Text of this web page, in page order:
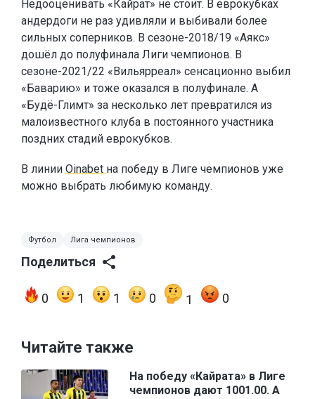
Недооценивать «Кайрат» не стоит. В еврокубках
андердоги не раз удивляли и выбивали более
сильных соперников. В сезоне-2018/19 «Аякс»
дошёл до полуфинала Лиги чемпионов. В
сезоне-2021/22 «Вильярреал» сенсационно выбил
«Баварию» и тоже оказался в полуфинале. А
«Будё-Глимт» за несколько лет превратился из
малоизвестного клуба в постоянного участника
поздних стадий еврокубков.
В линии Oinabet на победу в Лиге чемпионов уже
можно выбрать любимую команду.
Футбол Лига чемпионов
Поделиться
0 1 1 0 1 0
Читайте также
На победу «Кайрата» в Лиге
чемпионов дают 1001.00. А